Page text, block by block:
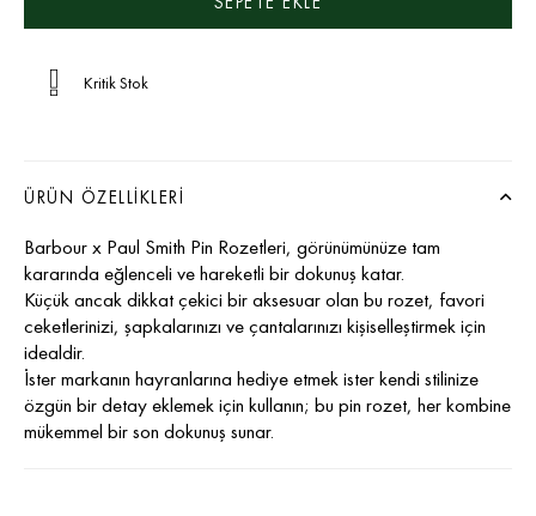
Kritik Stok
ÜRÜN ÖZELLIKLERI
Barbour x Paul Smith Pin Rozetleri, görünümünüze tam
kararında eğlenceli ve hareketli bir dokunuş katar.
Küçük ancak dikkat çekici bir aksesuar olan bu rozet, favori
ceketlerinizi, şapkalarınızı ve çantalarınızı kişiselleştirmek için
idealdir.
İster markanın hayranlarına hediye etmek ister kendi stilinize
özgün bir detay eklemek için kullanın; bu pin rozet, her kombine
mükemmel bir son dokunuş sunar.